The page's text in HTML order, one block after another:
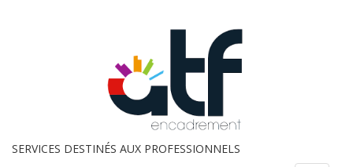
SERVICES DESTINÉS AUX PROFESSIONNELS